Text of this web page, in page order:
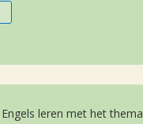
leren met het thema